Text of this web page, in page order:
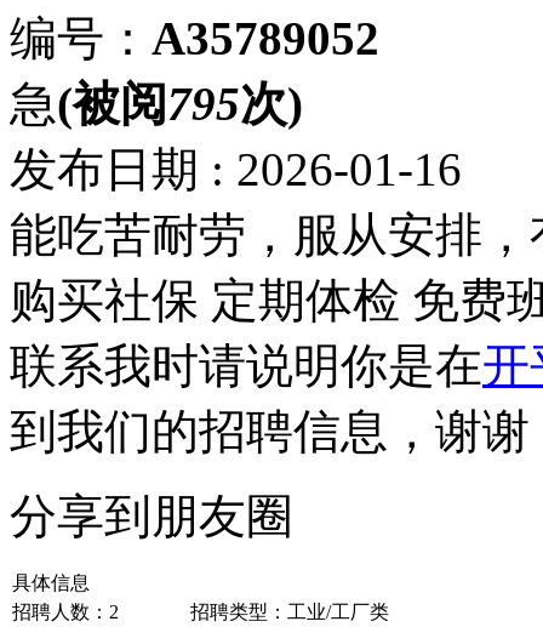
编号： A35789052
急(被阅 795次)
发布日期 : 2026-01-16
能吃苦耐劳，服从安排
购买社保 定期体检 免费
联系我时请说明你是在开
到我们的招聘信息，谢谢
分享到朋友圈
具体信息
招聘人数：2
招聘类型：工业/工厂类